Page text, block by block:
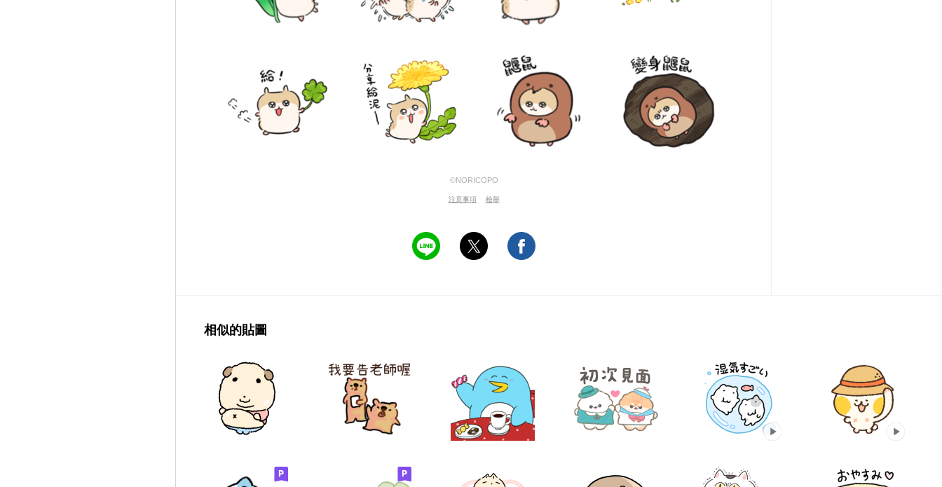
©NORICOPO
注意事項 檢舉
相似的貼圖